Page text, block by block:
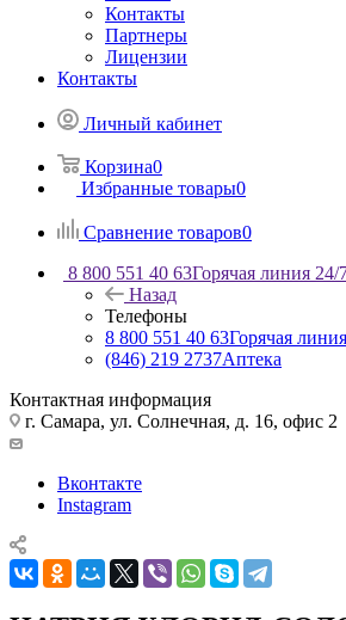
Контакты
Партнеры
Лицензии
Контакты
Личный кабинет
Корзина0
Избранные товары0
Сравнение товаров0
8 800 551 40 63Горячая линия 24/
Назад
Телефоны
8 800 551 40 63Горячая
(846) 219 2737Аптека
Контактная информация
г. Самара, ул. Солнечная, д. 16, офис 2
Вконтакте
Instagram